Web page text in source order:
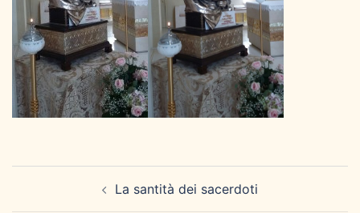
La santità dei sacerdoti